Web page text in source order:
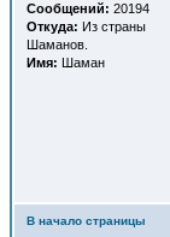
Сообщений: 20194
Откуда: Из страны
Шаманов.
Имя: Шаман
В начало страницы